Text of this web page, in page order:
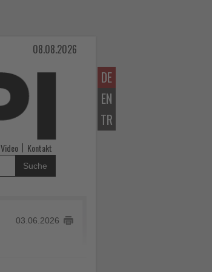
DE
EN
TR
08.08.2026
Video Kontakt
Suche
03.06.2026